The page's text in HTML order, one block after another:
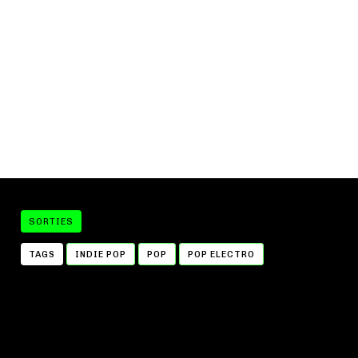
SORTIES
TAGS INDIE POP POP POP ELECTRO